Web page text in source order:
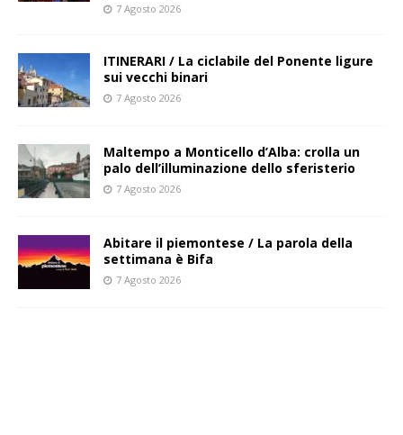
7 Agosto 2026
ITINERARI / La ciclabile del Ponente ligure
sui vecchi binari
7 Agosto 2026
Maltempo a Monticello d’Alba: crolla un
palo dell’illuminazione dello sferisterio
7 Agosto 2026
Abitare il piemontese / La parola della
settimana è Bifa
7 Agosto 2026